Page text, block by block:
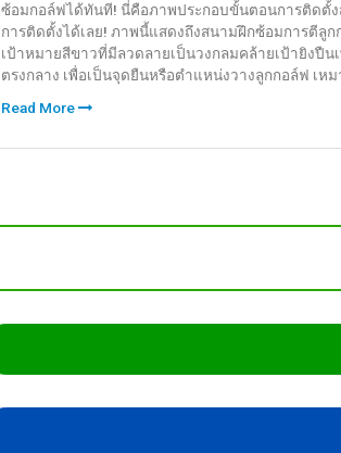
ซ้อมกอล์ฟได้ทันที! นี่คือภาพประกอบขั้นตอนการติดตั้
การติดตั้งได้เลย! ภาพนี้แสดงถึงสนามฝึกซ้อมการตีลู
เป้าหมายสีขาวที่มีลวดลายเป็นวงกลมคล้ายเป้ายิงปื
ตรงกลาง เพื่อเป็นจุดยืนหรือตำแหน่งวางลูกกอล์ฟ เ
Read More